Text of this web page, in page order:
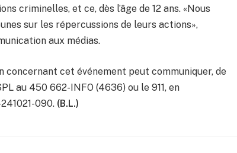
criminelles, et ce, dès l’âge de 12 ans. «Nous
sur les répercussions de leurs actions»,
aux médias.
concernant cet événement peut communiquer, de
au 450 662-INFO (4636) ou le 911, en
090. (B.L.)